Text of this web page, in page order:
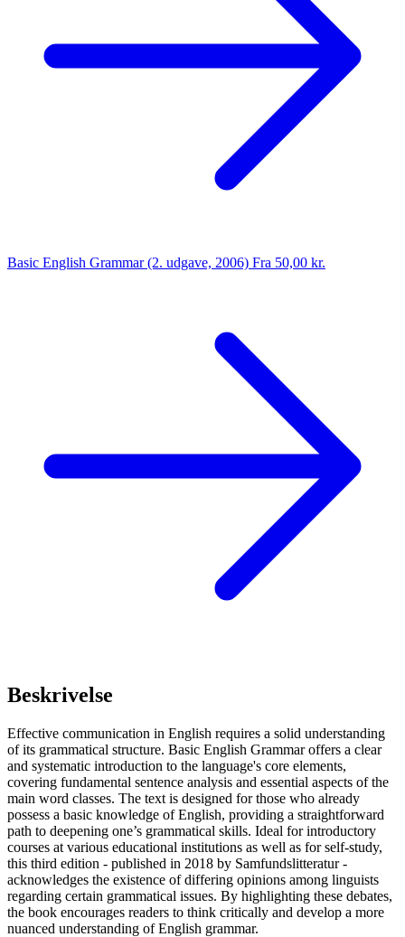
Basic English Grammar (2. udgave, 2006) Fra 50,00 kr.
Beskrivelse
Effective communication in English requires a solid understanding
of its grammatical structure. Basic English Grammar offers a clear
and systematic introduction to the language's core elements,
covering fundamental sentence analysis and essential aspects of the
main word classes. The text is designed for those who already
possess a basic knowledge of English, providing a straightforward
path to deepening one’s grammatical skills. Ideal for introductory
courses at various educational institutions as well as for self-study,
this third edition - published in 2018 by Samfundslitteratur -
acknowledges the existence of differing opinions among linguists
regarding certain grammatical issues. By highlighting these debates,
the book encourages readers to think critically and develop a more
nuanced understanding of English grammar.